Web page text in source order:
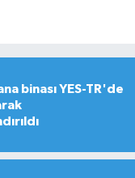
binası YES-TR'de